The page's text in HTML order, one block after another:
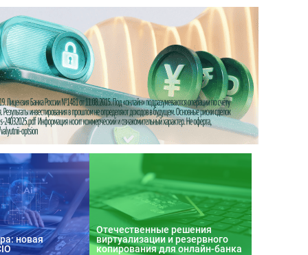
новая
Отечественные решения
виртуализации и резервного
копирования для онлайн-банка